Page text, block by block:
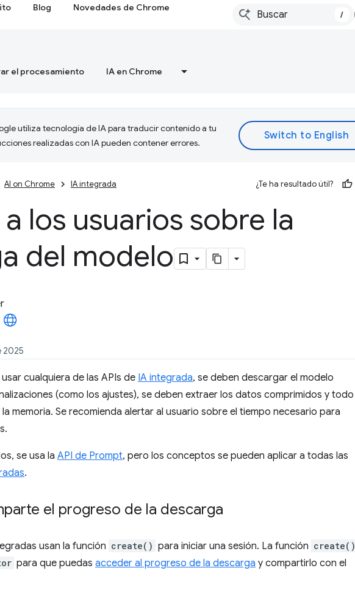
Blog Novedades de Chrome
/
el procesamiento IA en Chrome
utiliza tecnología de IA para traducir contenido a tu
realizadas con IA pueden contener errores.
AI on Chrome IA integrada ¿Te ha resultado útil?
los usuarios sobre la
del modelo
2025
cualquiera de las APIs de IA integrada, se deben descargar el modelo
(como los ajustes), se deben extraer los datos comprimidos y todo
memoria. Se recomienda alertar al usuario sobre el tiempo necesario para
se usa la API de Prompt, pero los conceptos se pueden aplicar a todas las
.
el progreso de la descarga
usan la función create() para iniciar una sesión. La función create()
para que puedas acceder al progreso de la descarga y compartirlo con el